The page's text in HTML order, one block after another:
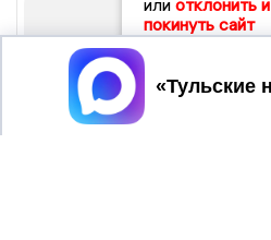
или отклонить и
покинуть сайт
Принять